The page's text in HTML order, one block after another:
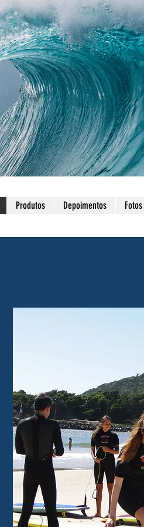
Produtos Depoimentos Fotos